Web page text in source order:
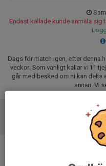
Endast kallade kunde anmäla sig
Dags för match igen, efter denna
veckor. Som vanligt kallar vi 11
går med besked om ni kan delta
annan. Vi